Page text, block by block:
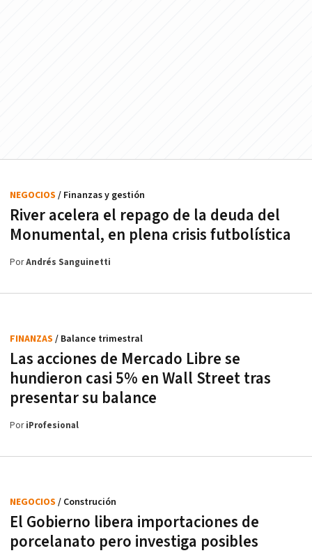
River acelera el repago de la deuda del
Monumental, en plena crisis futbolística
NEGOCIOS / Finanzas y gestión
PorAndrés Sanguinetti
Las acciones de Mercado Libre se
hundieron casi 5% en Wall Street tras
presentar su balance
FINANZAS / Balance trimestral
PoriProfesional
El Gobierno libera importaciones de
porcelanato pero investiga posibles
NEGOCIOS / Construción